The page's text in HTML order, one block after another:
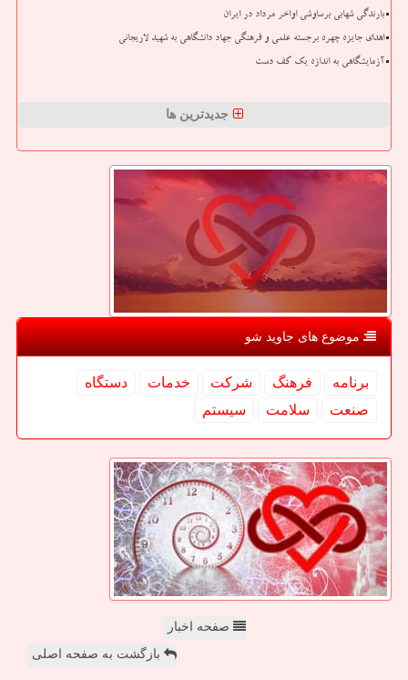
بارندگی شهابی برساوشی اواخر مرداد در ایران
اهدای جایزه چهره برجسته علمی و فرهنگی جهاد دانشگاهی به شهید لاریجانی
آزمایشگاهی به اندازه یک کف دست
جدیدترین ها
موضوع های جاوید شو
برنامه فرهنگ شركت خدمات
دستگاه
صنعت
سلامت سیستم
صفحه اخبار
بازگشت به صفحه اصلی